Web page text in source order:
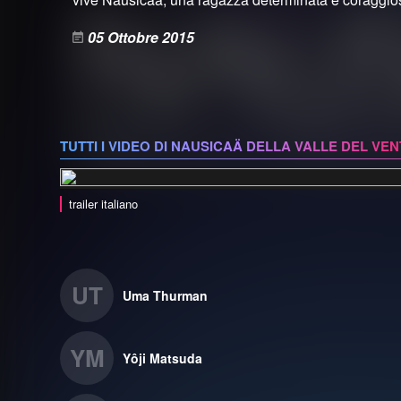
05 Ottobre 2015
TUTTI I VIDEO DI NAUSICAÄ DELLA VALLE DEL
trailer italiano
UT Uma Thurman
YM Yôji Matsuda